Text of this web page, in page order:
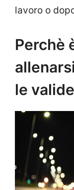
lavoro o
Perchè
le